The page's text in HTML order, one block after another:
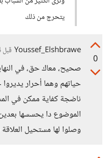
يتحرج من ذلك
0
Youssef_Elshbrawe قبل 4 أشهر
صحيح، معاك حق، في
حياتهم وهما أحرار
ناضجة كفاية ممكن في
الموضوع دا يحسسها
وصلوا لها مستحيل